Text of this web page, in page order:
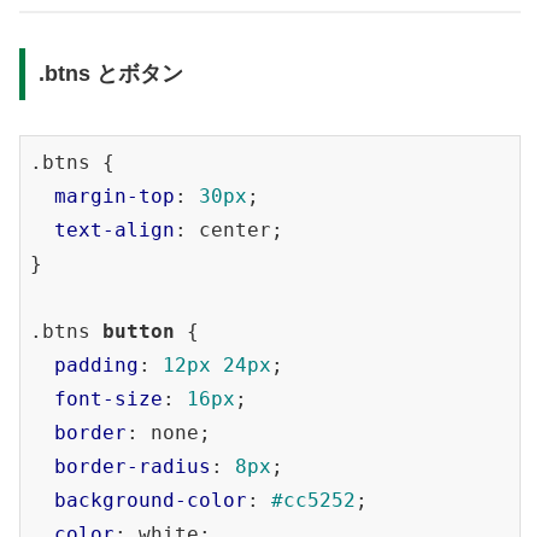
.btns とボタン
.btns
{
margin-top : 30px ;
text-align : center;
}
.btns button {
padding : 12px 24px ;
font-size : 16px ;
border : none;
border-radius : 8px ;
background-color : #cc5252 ;